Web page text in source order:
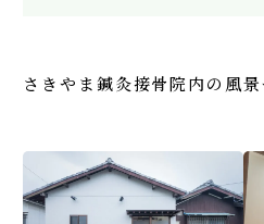
さきやま鍼灸接骨院内の風